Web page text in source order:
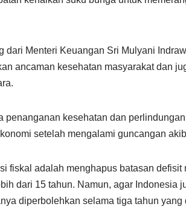
dari Menteri Keuangan Sri Mulyani
ancaman kesehatan masyarakat dan
kesehatan dan
setelah mengalami guncangan
fiskal adalah menghapus batasan defisit
dari 15 tahun. Namun, agar Indonesia
diperbolehkan selama tiga tahun yang